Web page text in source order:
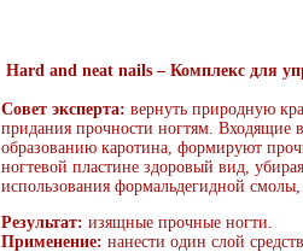
Hard and neat nails – Комплекс для
Совет эксперта: вернуть природную
придания прочности ногтям. Входящие
образованию каротина, формируют
ногтевой пластине здоровый вид,
использования формальдегидной смолы,
Результат: изящные прочные ногти.
Применение: нанести один слой